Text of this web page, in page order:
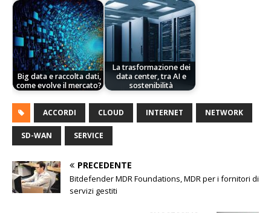
Big data e raccolta dati,
come evolve il mercato?
La trasformazione dei
data center, tra AI e
sostenibilità
ACCORDI CLOUD INTERNET NETWORK
SD-WAN SERVICE
PRECEDENTE
Bitdefender MDR Foundations, MDR per i fornitori di
servizi gestiti